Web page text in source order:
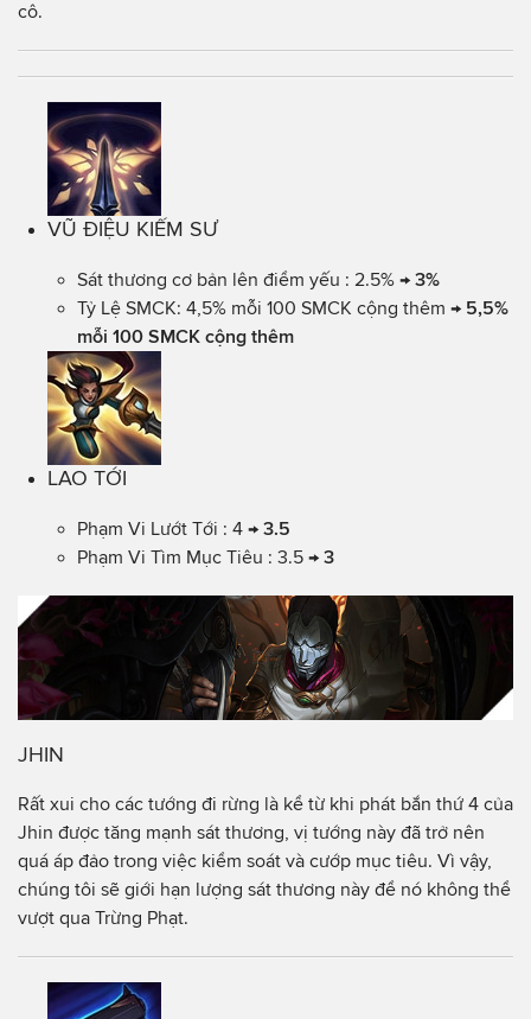
cô.
VŨ ĐIỆU KIẾM SƯ
Sát thương cơ bản lên điểm yếu : 2.5% → 3%
Tỷ Lệ SMCK: 4,5% mỗi 100 SMCK cộng thêm → 5,5%
mỗi 100 SMCK cộng thêm
LAO TỚI
Phạm Vi Lướt Tới : 4 → 3.5
Phạm Vi Tìm Mục Tiêu : 3.5 → 3
JHIN
Rất xui cho các tướng đi rừng là kể từ khi phát bắn thứ 4 của
Jhin được tăng mạnh sát thương, vị tướng này đã trở nên
quá áp đảo trong việc kiểm soát và cướp mục tiêu. Vì vậy,
chúng tôi sẽ giới hạn lượng sát thương này để nó không thể
vượt qua Trừng Phạt.